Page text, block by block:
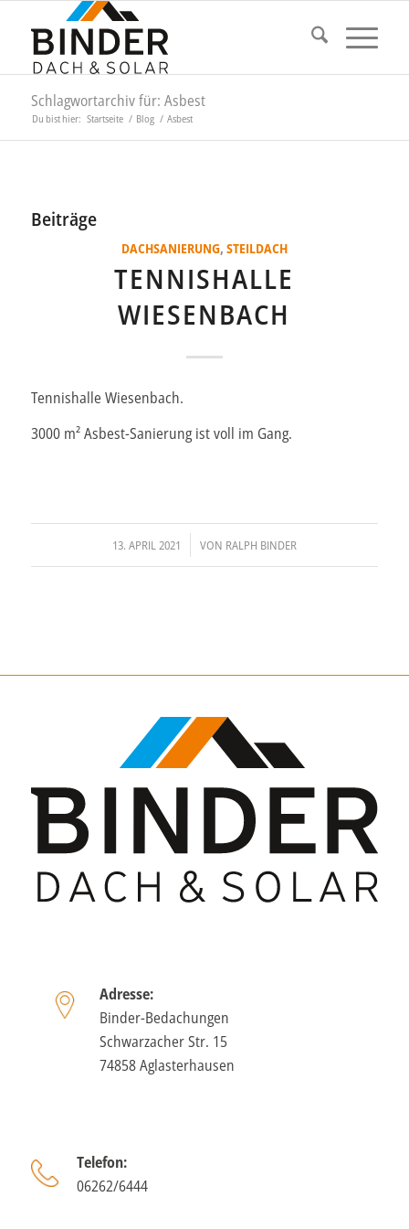
Schlagwortarchiv für: Asbest
Du bist hier: Startseite / Blog / Asbest
Beiträge
DACHSANIERUNG, STEILDACH
TENNISHALLE
WIESENBACH
Tennishalle Wiesenbach.
3000 m² Asbest-Sanierung ist voll im Gang.
13. APRIL 2021
/ VON RALPH BINDER
Adresse:
Binder-Bedachungen
Schwarzacher Str. 15
74858 Aglasterhausen
Telefon:
06262/6444